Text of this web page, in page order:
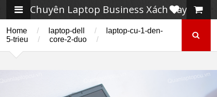
Chuyên Laptop Business Xách Tay
Home / laptop-dell /
laptop-cu-1-den-
5-trieu
/ core-2-duo /